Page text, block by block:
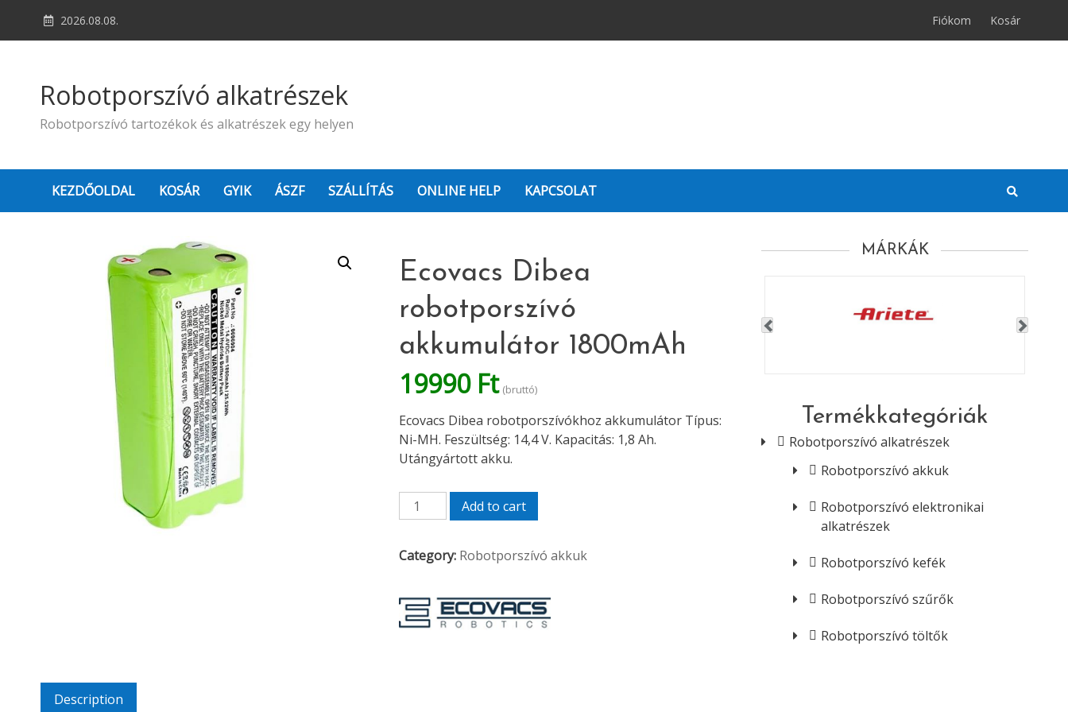
2026.08.08. Fiókom Kosár
Robotporszívó alkatrészek
Robotporszívó tartozékok és alkatrészek egy helyen
KEZDŐOLDAL KOSÁR GYIK ÁSZF SZÁLLÍTÁS ONLINE HELP KAPCSOLAT
Ecovacs Dibea
robotporszívó
akkumulátor 1800mAh
19990 Ft (bruttó)
Ecovacs Dibea robotporszívókhoz akkumulátor Típus:
Ni-MH. Feszültség: 14,4 V. Kapacitás: 1,8 Ah.
Utángyártott akku.
Ecovacs
Dibea
akkumulátor
quantity
Add to cart
Category: Robotporszívó akkuk
Description
MÁRKÁK
Termékkategóriák
Robotporszívó alkatrészek
Robotporszívó akkuk
Robotporszívó elektronikai
alkatrészek
Robotporszívó kefék
Robotporszívó szűrők
Robotporszívó töltők